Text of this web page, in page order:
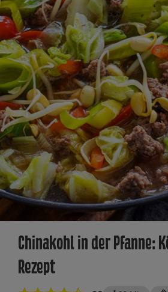
Chinakohl in der Pfanne:
Rezept